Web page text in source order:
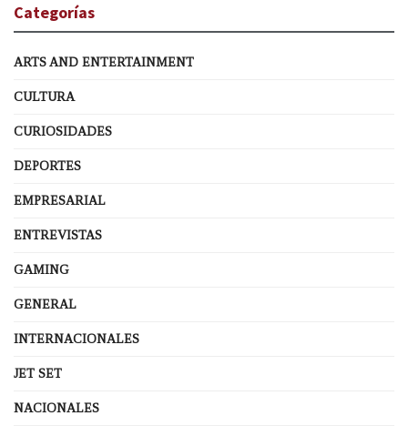
Categorías
ARTS AND ENTERTAINMENT
CULTURA
CURIOSIDADES
DEPORTES
EMPRESARIAL
ENTREVISTAS
GAMING
GENERAL
INTERNACIONALES
JET SET
NACIONALES